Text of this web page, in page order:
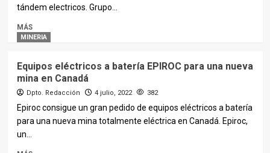
tándem electricos. Grupo...
MÁS
MINERIA
Equipos eléctricos a batería EPIROC para una nueva
mina en Canadá
Dpto. Redacción 4 julio, 2022 382
Epiroc consigue un gran pedido de equipos eléctricos a batería
para una nueva mina totalmente eléctrica en Canadá. Epiroc,
un...